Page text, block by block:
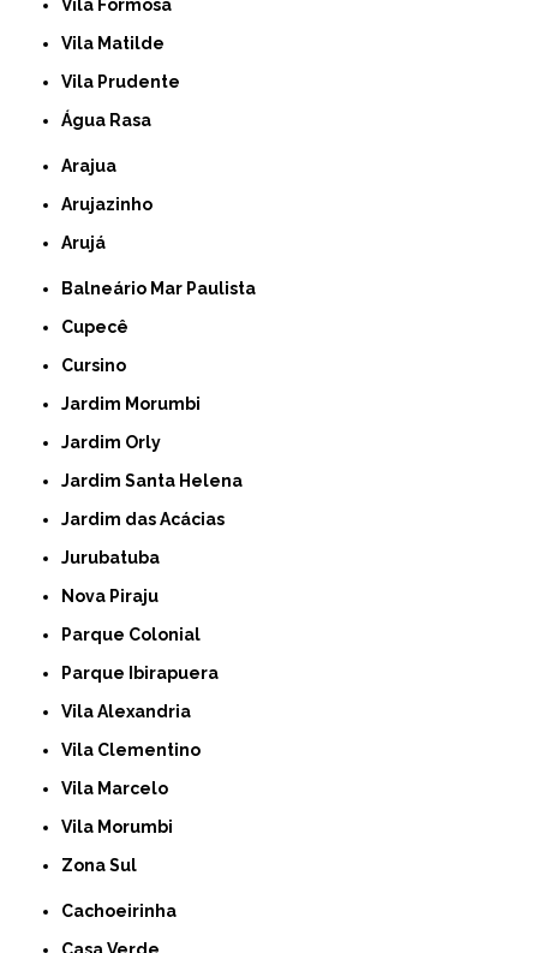
Vila Formosa
Vila Matilde
Vila Prudente
Água Rasa
Arajua
Arujazinho
Arujá
Balneário Mar Paulista
Cupecê
Cursino
Jardim Morumbi
Jardim Orly
Jardim Santa Helena
Jardim das Acácias
Jurubatuba
Nova Piraju
Parque Colonial
Parque Ibirapuera
Vila Alexandria
Vila Clementino
Vila Marcelo
Vila Morumbi
Zona Sul
Cachoeirinha